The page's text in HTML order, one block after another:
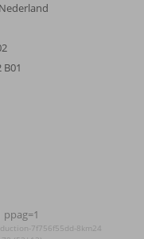
B01
ppag=1
7f756f55dd-8km24